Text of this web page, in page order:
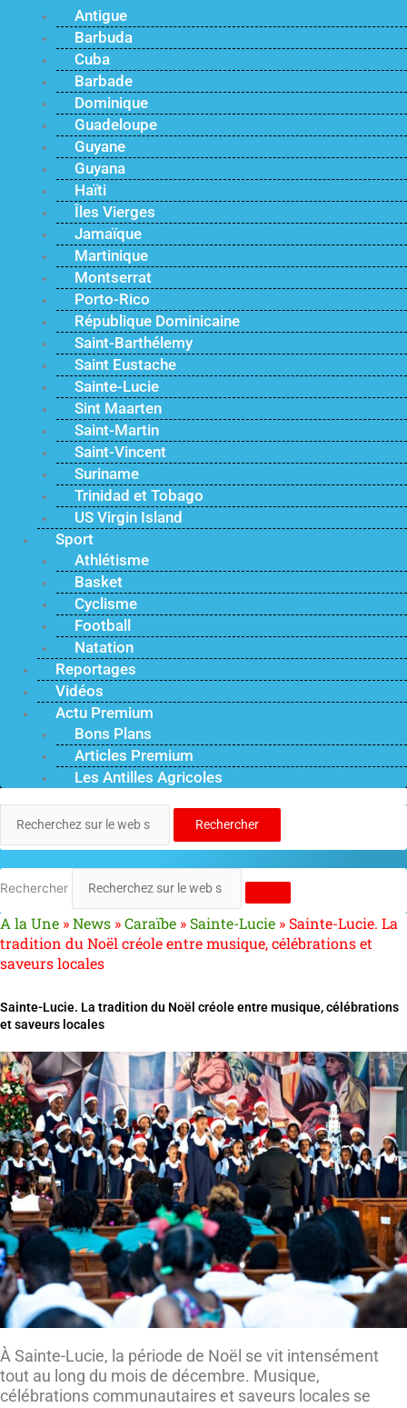
Antigue
Barbuda
Cuba
Barbade
Dominique
Guadeloupe
Guyane
Guyana
Haïti
Îles Vierges
Jamaïque
Martinique
Montserrat
Porto-Rico
République Dominicaine
Saint-Barthélemy
Saint Eustache
Sainte-Lucie
Sint Maarten
Saint-Martin
Saint-Vincent
Suriname
Trinidad et Tobago
US Virgin Island
Sport
Athlétisme
Basket
Cyclisme
Football
Natation
Reportages
Vidéos
Actu Premium
Bons Plans
Articles Premium
Les Antilles Agricoles
Rechercher
Rechercher
A la Une »News »Caraïbe »Sainte-Lucie »Sainte-Lucie. La
tradition du Noël créole entre musique, célébrations et
saveurs locales
Sainte-Lucie. La tradition du Noël créole entre musique, célébrations
et saveurs locales
À Sainte-Lucie, la période de Noël se vit intensément
tout au long du mois de décembre. Musique,
célébrations communautaires et saveurs locales se